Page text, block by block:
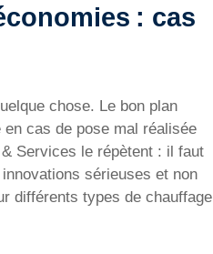
: cas
chose. Le bon plan
cas de pose mal réalisée
Services le répètent : il faut
sérieuses et non
différents types de chauffage